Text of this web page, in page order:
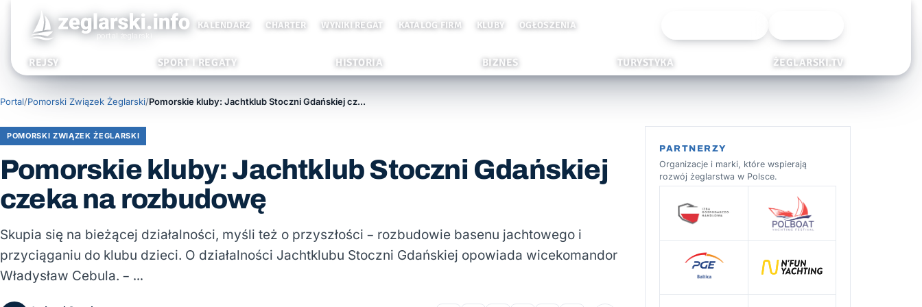
KALENDARZ CHARTER WYNIKI REGAT KATALOG FIRM KLUBY OGŁOSZENIA
REJSY SPORT I REGATY HISTORIA BIZNES TURYSTYKA ŻEGLARSKI.TV
Portal/Pomorski Związek Żeglarski/ Pomorskie kluby: Jachtklub Stoczni Gdańskiej czeka na rozbudowę
POMORSKI ZWIĄZEK ŻEGLARSKI
Pomorskie kluby: Jachtklub Stoczni Gdańskiej
czeka na rozbudowę
Skupia się na bieżącej działalności, myśli też o przyszłości – rozbudowie basenu jachtowego i
przyciąganiu do klubu dzieci. O działalności Jachtklubu Stoczni Gdańskiej opowiada wicekomandor
Władysław Cebula. – …
PARTNERZY
Organizacje i marki, które wspierają
rozwój żeglarstwa w Polsce.